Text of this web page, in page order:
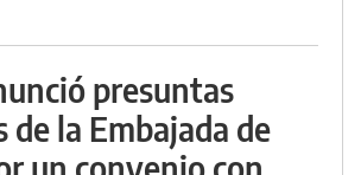
presuntas
de la Embajada de